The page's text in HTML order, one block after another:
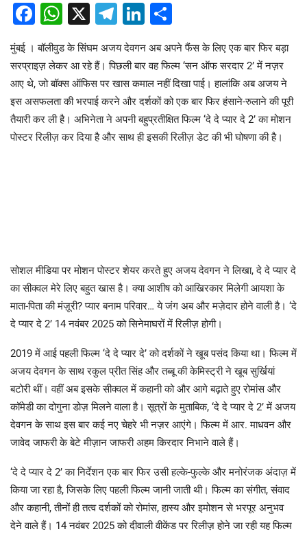
Facebook
WhatsApp
X Telegram
LinkedIn
मुंबई । बॉलीवुड के सिंघम अजय देवगन अब अपने फैंस के लिए एक बार फिर बड़ा
सरप्राइज़ लेकर आ रहे हैं। पिछली बार वह फिल्म ‘सन ऑफ सरदार 2’ में नज़र
आए थे, जो बॉक्स ऑफिस पर खास कमाल नहीं दिखा पाई। हालांकि अब अजय ने
इस असफलता की भरपाई करने और दर्शकों को एक बार फिर हंसाने-रुलाने की पूरी
तैयारी कर ली है। अभिनेता ने अपनी बहुप्रतीक्षित फिल्म ‘दे दे प्यार दे 2’ का मोशन
पोस्टर रिलीज़ कर दिया है और साथ ही इसकी रिलीज़ डेट की भी घोषणा की है।
सोशल मीडिया पर मोशन पोस्टर शेयर करते हुए अजय देवगन ने लिखा, दे दे प्यार दे
का सीक्वल मेरे लिए बहुत खास है। क्या आशीष को आखिरकार मिलेगी आयशा के
माता-पिता की मंज़ूरी? प्यार बनाम परिवार… ये जंग अब और मज़ेदार होने वाली है। ‘दे
दे प्यार दे 2’ 14 नवंबर 2025 को सिनेमाघरों में रिलीज़ होगी।
2019 में आई पहली फिल्म ‘दे दे प्यार दे’ को दर्शकों ने खूब पसंद किया था। फिल्म में
अजय देवगन के साथ रकुल प्रीत सिंह और तब्बू की केमिस्ट्री ने खूब सुर्खियां
बटोरी थीं। वहीं अब इसके सीक्वल में कहानी को और आगे बढ़ाते हुए रोमांस और
कॉमेडी का दोगुना डोज़ मिलने वाला है। सूत्रों के मुताबिक, ‘दे दे प्यार दे 2’ में अजय
देवगन के साथ इस बार कई नए चेहरे भी नज़र आएंगे। फिल्म में आर. माधवन और
जावेद जाफरी के बेटे मीज़ान जाफरी अहम किरदार निभाने वाले हैं।
‘दे दे प्यार दे 2’ का निर्देशन एक बार फिर उसी हल्के-फुल्के और मनोरंजक अंदाज़ में
किया जा रहा है, जिसके लिए पहली फिल्म जानी जाती थी। फिल्म का संगीत, संवाद
और कहानी, तीनों ही तत्व दर्शकों को रोमांस, हास्य और इमोशन से भरपूर अनुभव
देने वाले हैं। 14 नवंबर 2025 को दीवाली वीकेंड पर रिलीज़ होने जा रही यह फिल्म